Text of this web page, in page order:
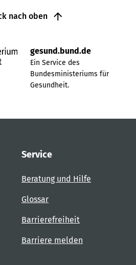
nach oben
gesund.bund.de
Ein Service des
Bundesministeriums für
Gesundheit.
Service
Beratung und Hilfe
Glossar
Barrierefreiheit
Barriere melden